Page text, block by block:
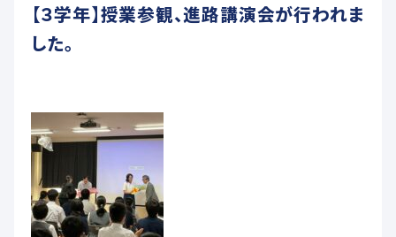
交通アクセス
【３学年】授業参観、進路講演会が行われま
した。